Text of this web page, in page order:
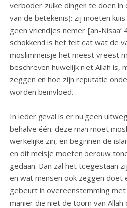
verboden zulke dingen te doen
van de betekenis): zij moeten
geen vriendjes nemen [an-Nisaa’
schokkend is het feit dat wat de
moslimmeisje het meest vreest
beschreven huwelijk niet Allah is,
zeggen en hoe zijn reputatie
worden beïnvloed.
In ieder geval is er nu geen
behalve één: deze man moet
werkelijke zin, en beginnen de
en dit meisje moeten berouw
gedaan. Dan zal het toegestaan
en wat mensen ook zeggen doet
gebeurt in overeenstemming met
manier die niet de toorn van Allah